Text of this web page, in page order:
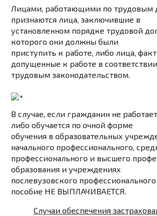
Лицами, работающими по трудовым
признаются лица, заключившие в
установленном порядке трудовой
которого они должны были
приступить к работе, либо лица,
допущенные к работе в
трудовым законодательством.
В случае, если гражданин не
либо обучается по очной форме
обучения в образовательных
начального профессионального,
профессионального и высшего
образования и учреждениях
послевузовского
пособие НЕ ВЫПЛАЧИВАЕТСЯ.
Случаи обеспечения